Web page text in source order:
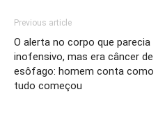
Previous article
O alerta no corpo que parecia
inofensivo, mas era câncer de
esôfago: homem conta como
tudo começou